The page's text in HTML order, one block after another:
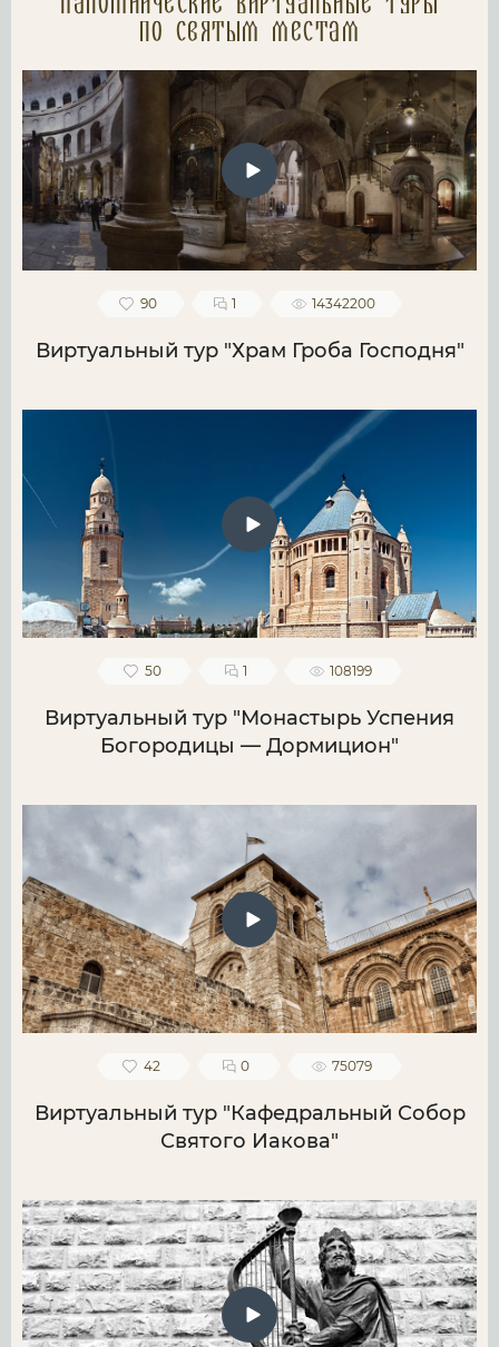
по святым местам
90 1 14342200
Виртуальный тур "Храм Гроба Господня"
50 1 108199
Виртуальный тур "Монастырь Успения
Богородицы — Дормицион"
42 0 75079
Виртуальный тур "Кафедральный Собор
Святого Иакова"